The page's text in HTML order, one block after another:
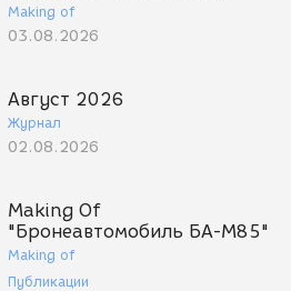
Making of
03.08.2026
Август 2026
Журнал
02.08.2026
Making Of
"Бронеавтомобиль БА-М85"
Making of
Публикации